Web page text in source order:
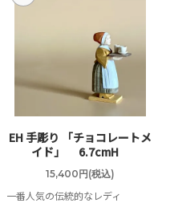
EH 手彫り 「チョコレートメ
イド」 6.7cmH
15,400円(税込)
一番人気の伝統的なレディ